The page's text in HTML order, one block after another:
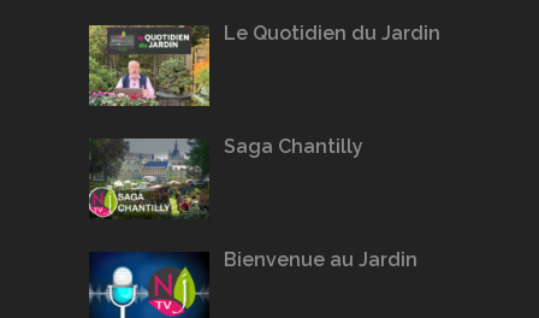
Le Quotidien du Jardin
Saga Chantilly
Bienvenue au Jardin